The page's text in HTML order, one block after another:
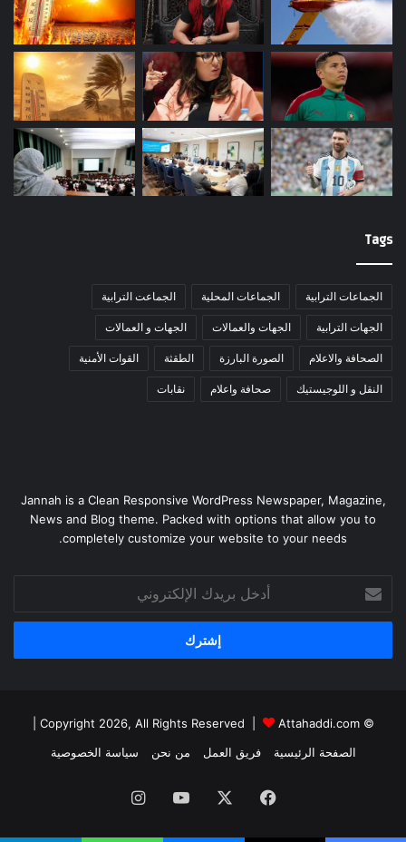
Tags
الجماعات الترابية الجماعات المحلية الجماعت الترابية
الجهات الترابية الجهات والعمالات الجهات و العمالات
الصحافة والاعلام الصورة البارزة الطقثة القوات الأمنية
النقل و اللوجيستيك صحافة واعلام نقابات
Jannah is a Clean Responsive WordPress Newspaper, Magazine,
News and Blog theme. Packed with options that allow you to
completely customize your website to your needs.
أدخل
بريدك
الإلكتروني
© Copyright 2026, All Rights Reserved |
Attahaddi.com
الصفحة الرئيسية
فريق العمل من نحن سياسة الخصوصية
فيسبوك يوتيوب